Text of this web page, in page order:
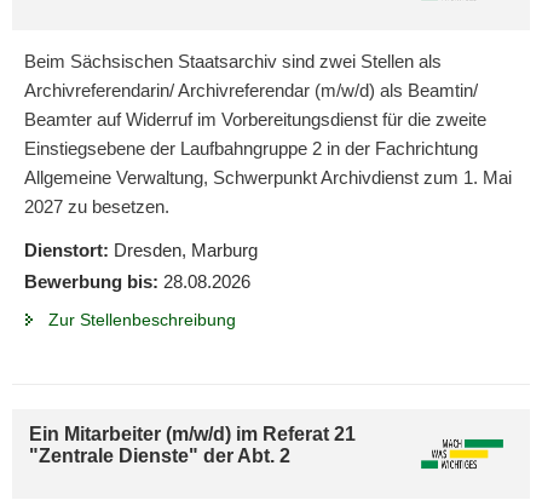
Beim Sächsischen Staatsarchiv sind zwei Stellen als
Archivreferendarin/ Archivreferendar (m/w/d) als Beamtin/
Beamter auf Widerruf im Vorbereitungsdienst für die zweite
Einstiegsebene der Laufbahngruppe 2 in der Fachrichtung
Allgemeine Verwaltung, Schwerpunkt Archivdienst zum 1. Mai
2027 zu besetzen.
Dienstort: Dresden, Marburg
Bewerbung bis: 28.08.2026
Zur Stellenbeschreibung
Ein Mitarbeiter (m/w/d) im Referat 21
"Zentrale Dienste" der Abt. 2